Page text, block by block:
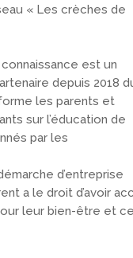
« Les crèches de
est un
depuis 2018
les parents et
sur l’éducation de
par les
d’entreprise
a le droit d’avoir
leur bien-être et